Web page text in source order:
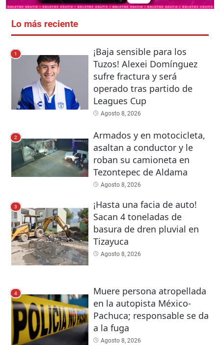
Lo más reciente
1
¡Baja sensible para los
Tuzos! Alexei Domínguez
sufre fractura y será
operado tras partido de
Leagues Cup
Agosto 8, 2026
2
Armados y en motocicleta,
asaltan a conductor y le
roban su camioneta en
Tezontepec de Aldama
Agosto 8, 2026
3
¡Hasta una facia de auto!
Sacan 4 toneladas de
basura de dren pluvial en
Tizayuca
Agosto 8, 2026
4
Muere persona atropellada
en la autopista México-
Pachuca; responsable se da
a la fuga
Agosto 8, 2026